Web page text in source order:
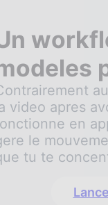
video apres
en
le
tu te